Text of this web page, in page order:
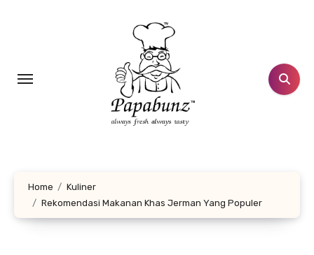
Home
Kuliner
Rekomendasi Makanan Khas Jerman Yang Populer